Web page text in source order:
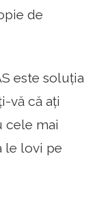
de
este soluția
vă că ați
cele mai
le lovi pe